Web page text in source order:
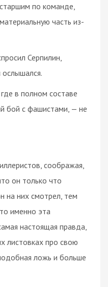
по команде,
часть из-
Серпилин,
ослышался.
в полном составе
бой с фашистами, — не
соображая,
он только что
на них смотрел, тем
именно эта
настоящая правда,
листовках про свою
ложь и больше